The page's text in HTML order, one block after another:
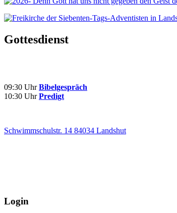
Gottesdienst
09:30 UhrBibelgespräch
10:30 UhrPredigt
Schwimmschulstr. 14 84034 Landshut
Login